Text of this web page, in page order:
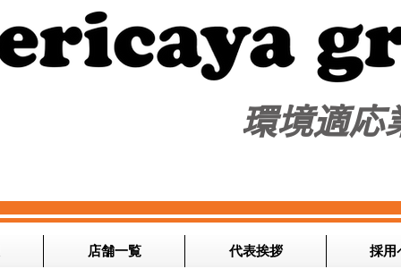
環境適応
店舗一覧 代表挨拶 採用